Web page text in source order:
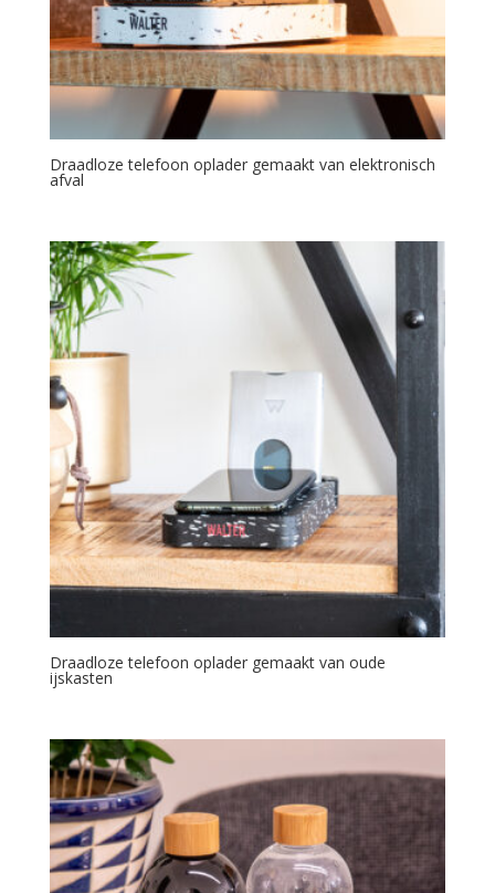
Draadloze telefoon oplader gemaakt van elektronisch
afval
Draadloze telefoon oplader gemaakt van oude
ijskasten